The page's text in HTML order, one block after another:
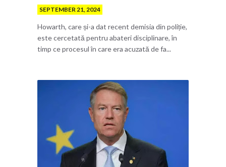
SEPTEMBER 21, 2024
Howarth, care și-a dat recent demisia din poliție,
este cercetată pentru abateri disciplinare, în
timp ce procesul în care era acuzată de fa...